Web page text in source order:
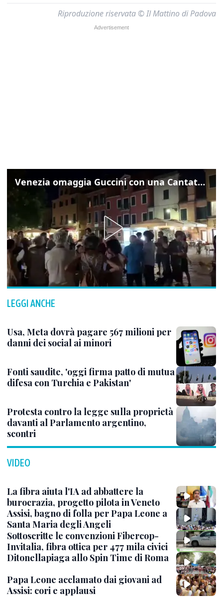
Riproduzione riservata © Il Mattino di Padova
Venezia omaggia Guccini con una Cantata Anarchica in campo Santa Margherita
LEGGI ANCHE
Usa, Meta dovrà pagare 567 milioni per
danni dei social ai minori
Fonti saudite, 'oggi firma patto di mutua
difesa con Turchia e Pakistan'
Protesta contro la legge sulla proprietà
davanti al Parlamento argentino,
scontri
VIDEO
La fibra aiuta l'IA ad abbattere la
burocrazia, progetto pilota in Veneto
Assisi, bagno di folla per Papa Leone a
Santa Maria degli Angeli
Sottoscritte le convenzioni Fibercop-
Invitalia, fibra ottica per 477 mila civici
Ditonellapiaga allo Spin Time di Roma
Papa Leone acclamato dai giovani ad
Assisi: cori e applausi